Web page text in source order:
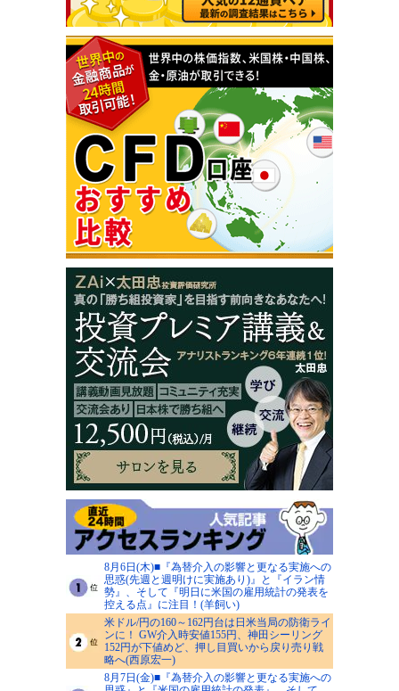
8月6日(木)■『為替介入の影響と更なる実施への
思惑(先週と週明けに実施あり)』と『イラン情
勢』、そして『明日に米国の雇用統計の発表を
控える点』に注目！(羊飼い)
米ドル/円の160～162円台は日米当局の防衛ライ
ンに！ GW介入時安値155円、神田シーリング
152円が下値めど、押し目買いから戻り売り戦
略へ(西原宏一)
8月7日(金)■『為替介入の影響と更なる実施への